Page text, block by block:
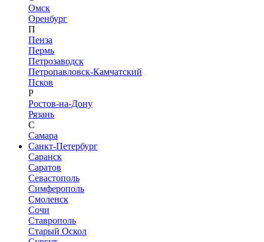
Омск
Оренбург
П
Пенза
Пермь
Петрозаводск
Петропавловск-Камчатский
Псков
Р
Ростов-на-Дону
Рязань
С
Самара
Санкт-Петербург
Саранск
Саратов
Севастополь
Симферополь
Смоленск
Сочи
Ставрополь
Старый Оскол